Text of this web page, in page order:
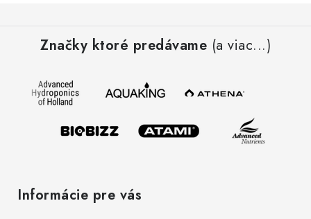
Značky ktoré predávame (a viac...)
Informácie pre vás